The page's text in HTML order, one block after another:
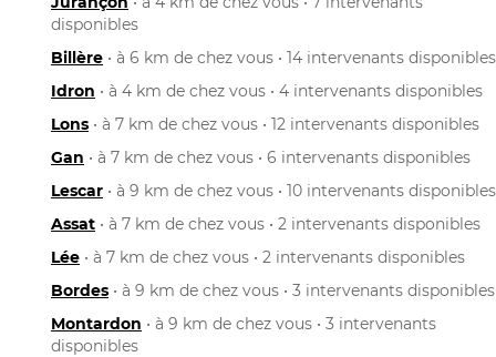
disponibles
Billère • à 6 km de chez vous • 14 intervenants disponibles
Idron • à 4 km de chez vous • 4 intervenants disponibles
Lons • à 7 km de chez vous • 12 intervenants disponibles
Gan • à 7 km de chez vous • 6 intervenants disponibles
Lescar • à 9 km de chez vous • 10 intervenants disponibles
Assat • à 7 km de chez vous • 2 intervenants disponibles
Lée • à 7 km de chez vous • 2 intervenants disponibles
Bordes • à 9 km de chez vous • 3 intervenants disponibles
Montardon • à 9 km de chez vous • 3 intervenants
disponibles